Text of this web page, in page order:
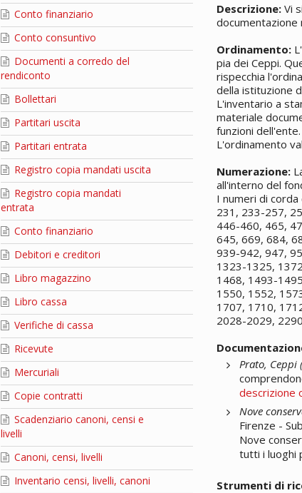
Conto finanziario
Conto consuntivo
Documenti a corredo del
rendiconto
Bollettari
Partitari uscita
Partitari entrata
Registro copia mandati uscita
Registro copia mandati
entrata
Conto finanziario
Debitori e creditori
Libro magazzino
Libro cassa
Verifiche di cassa
Ricevute
Mercuriali
Copie contratti
Scadenziario canoni, censi e
livelli
Canoni, censi, livelli
Inventario censi, livelli, canoni
Descrizione: Vi
Ordinamento:
pia dei Ceppi.
rispecchia
della istituzione
L'inventario a
materiale
funzioni dell'ente.
L'ordinamento
Numerazione:
all'interno del
I numeri di
231, 233-257,
446-460, 465,
645, 669, 684,
939-942, 947,
1323-1325,
1468, 1493-
1550, 1552,
1707, 1710,
2028-2029,
Prato, Ceppi
descrizione
Nove
Firenze -
Nove
tutti i luoghi
Strumenti di